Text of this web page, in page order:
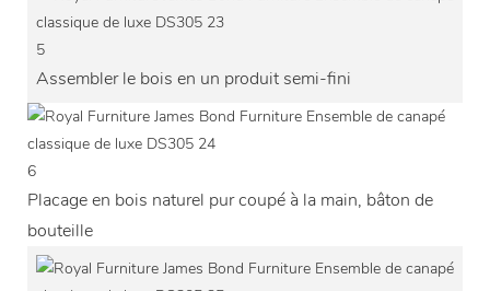
5
Assembler le bois en un produit semi-fini
6
Placage en bois naturel pur coupé à la main, bâton de
bouteille